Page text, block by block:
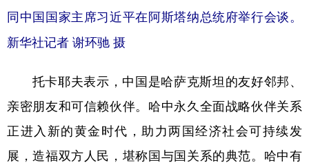
同中国国家主席习近平在阿斯塔纳总统府举行会谈。
新华社记者 谢环驰 摄
托卡耶夫表示，中国是哈萨克斯坦的友好邻邦、
亲密朋友和可信赖伙伴。哈中永久全面战略伙伴关系
正进入新的黄金时代，助力两国经济社会可持续发
展，造福双方人民，堪称国与国关系的典范。哈中有